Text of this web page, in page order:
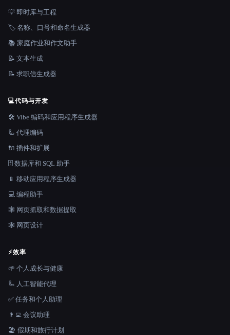
💡 即时库与工程
🏷️ 名称、口号和命名生成器
📚 家庭作业和作文助手
📝 文本生成
📝 求职信生成器
💻代码与开发
🛠️ Vibe 编码和应用程序生成器
🦾 代理编码
🔌 插件和扩展
🗄️ 数据库和 SQL 助手
📱 移动应用程序生成器
💻 编程助手
🕸️ 网页抓取和数据提取
🕸 网页设计
⚡效率
🌱 个人成长与健康
🦾 人工智能代理
✅ 任务和个人助理
👨‍💻 会议助理
🏖 假期和旅行计划